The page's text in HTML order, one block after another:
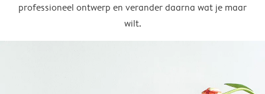
professioneel ontwerp en verander daarna wat je maar
wilt.